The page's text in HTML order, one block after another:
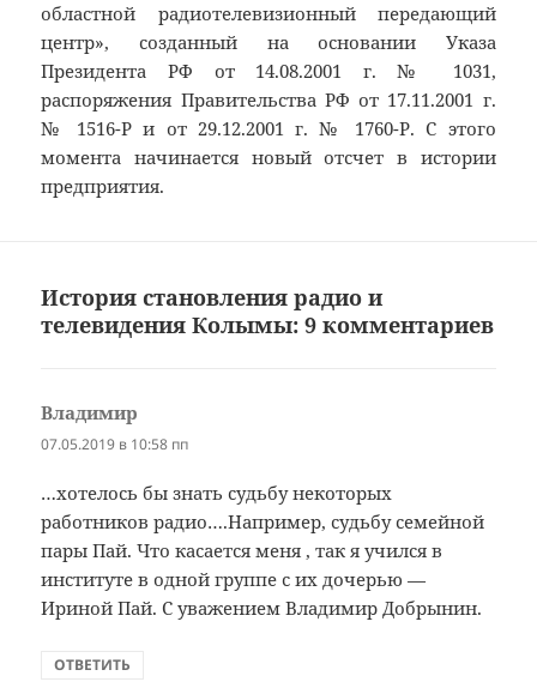
областной радиотелевизионный передающий
центр», созданный на основании Указа
Президента РФ от 14.08.2001 г. № 1031,
распоряжения Правительства РФ от 17.11.2001 г.
№ 1516-Р и от 29.12.2001 г. № 1760-Р. С этого
момента начинается новый отсчет в истории
предприятия.
История становления радио и
телевидения Колымы: 9 комментариев
Владимир
07.05.2019 в 10:58 пп
…хотелось бы знать судьбу некоторых
работников радио….Например, судьбу семейной
пары Пай. Что касается меня , так я учился в
институте в одной группе с их дочерью —
Ириной Пай. С уважением Владимир Добрынин.
ОТВЕТИТЬ